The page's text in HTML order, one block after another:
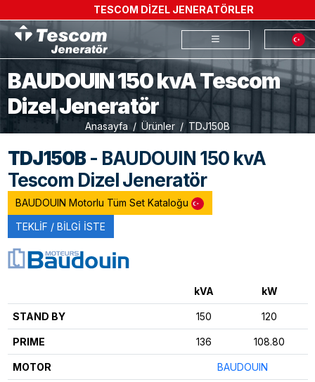
TESCOM DİZEL JENERATÖRLER
BAUDOUIN 150 kvA Tescom
Dizel Jeneratör
Anasayfa Ürünler TDJ150B
TDJ150B- BAUDOUIN 150 kvA
Tescom Dizel Jeneratör
BAUDOUIN Motorlu Tüm Set Kataloğu
TEKLİF / BİLGİ İSTE
kVA kW
STAND BY 150 120
PRIME 136 108.80
MOTOR BAUDOUIN